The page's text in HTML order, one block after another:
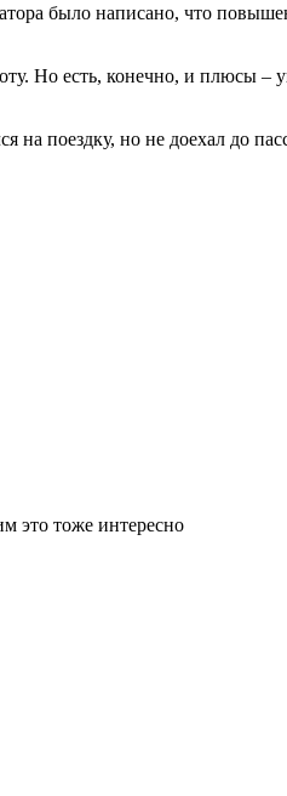
было написано, что
Но есть, конечно, и плюсы –
на поездку, но не доехал до
это тоже интересно